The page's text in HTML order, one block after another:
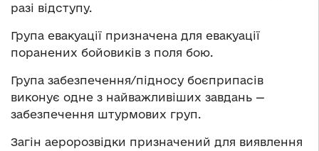
разі відступу.
Група евакуації призначена для евакуації
поранених бойовиків з поля бою.
Група забезпечення/підносу боєприпасів
виконує одне з найважливіших завдань —
забезпечення штурмових груп.
Загін аеророзвідки призначений для виявлення